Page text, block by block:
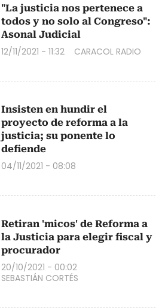
"La justicia nos pertenece a
todos y no solo al Congreso":
Asonal Judicial
12/11/2021 - 11:32 CARACOL RADIO
Insisten en hundir el
proyecto de reforma a la
justicia; su ponente lo
defiende
04/11/2021 - 08:08
Retiran 'micos' de Reforma a
la Justicia para elegir fiscal y
procurador
20/10/2021 - 00:02
SEBASTIÁN CORTÉS